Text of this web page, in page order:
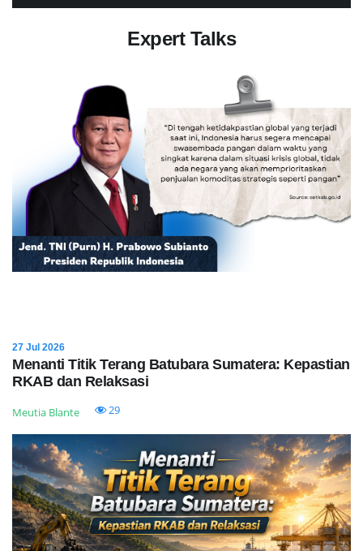
Expert Talks
27 Jul 2026
Menanti Titik Terang Batubara Sumatera: Kepastian
RKAB dan Relaksasi
Meutia Blante 29